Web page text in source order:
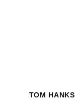
TOM HANKS